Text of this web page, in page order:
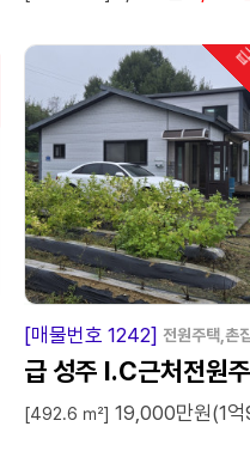
급 매
[매물번호 1242] 전원주택,촌
급 성주 I.C근처전원
매매임대
[492.6 ㎡] 19,000만원(1